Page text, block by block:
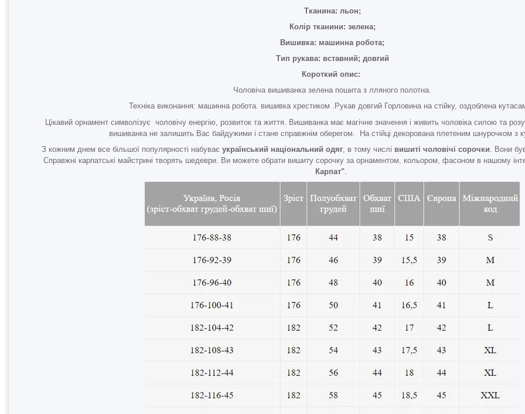
Тканина: льон;
Колір тканини: зелена;
Вишивка: машинна робота;
Тип рукава: вставний; довгий
Короткий опис:
Чоловіча вишиванка зелена пошита з лляного полотна.
Техніка виконання: машинна робота. вишивка хрестиком .Рукав довгий Горловина на стійку, оздоблена
Цікавий орнамент символізує чоловічу енергію, розвиток та життя. Вишиванка має магічне значення і живить чоловіка силою та
вишиванка не залишить Вас байдужими і стане справжнім оберегом. На стійці декорована плетеним шнурочком з
З кожним днем все більшої популярності набуває український національний одяг , в тому числі вишиті чоловічі сорочки . Вони
Справжні карпатські майстрині творять шедеври. Ви можете обрати вишиту сорочку за орнаментом, кольором, фасоном в нашому
Карпат"